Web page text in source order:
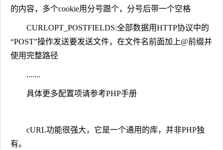
的内容，多个cookie用分号跟个，分号后带一个空格
CURLOPT_POSTFIELDS:全部数据用HTTP协议中的
“POST”操作发送要发送文件，在文件名前面加上@前缀并
使用完整路径
.......
具体更多配置项请参考PHP手册
cURL功能很强大，它是一个通用的库，并非PHP独
有。